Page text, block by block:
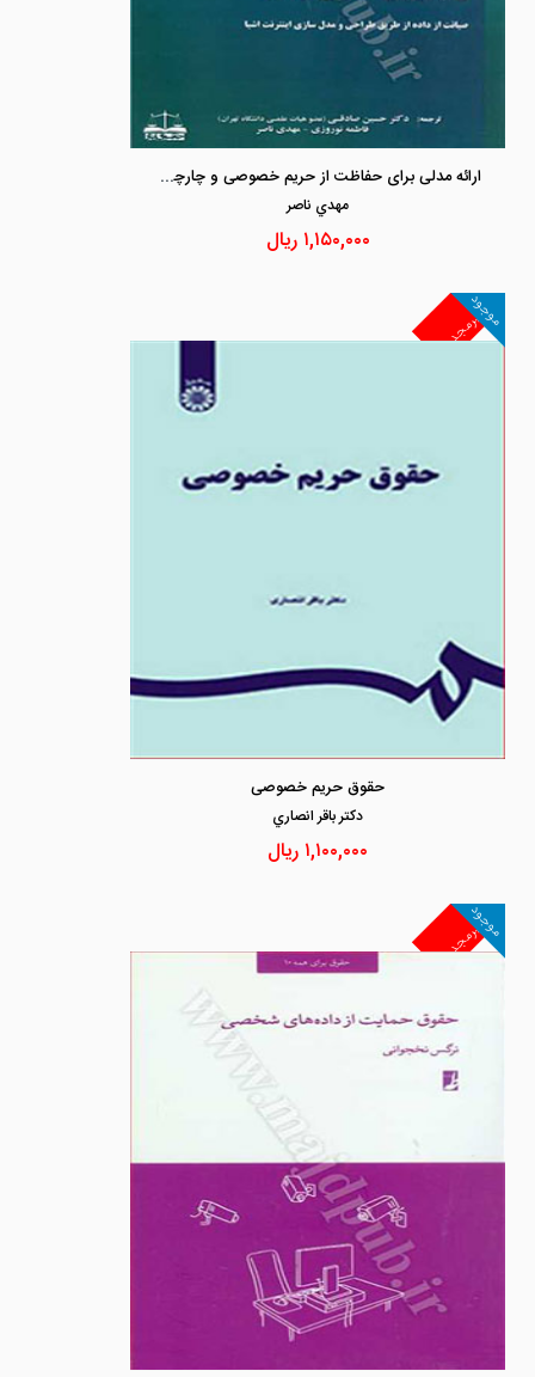
ارائه مدلی برای حفاظت از حریم خصوصی و چارچوپ حقوقی آن
مهدي ناصر
۱,۱۵۰,۰۰۰ ریال
غیرمجد
موجود
حقوق حریم خصوصی
دكتر باقر انصاري
۱,۱۰۰,۰۰۰ ریال
غیرمجد
موجود